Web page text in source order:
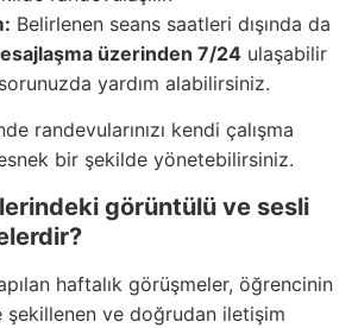
Belirlenen seans saatleri dışında da
üzerinden 7/24ulaşabilir
yardım alabilirsiniz.
randevularınızı kendi çalışma
bir şekilde yönetebilirsiniz.
görüntülü ve sesli
haftalık görüşmeler, öğrencinin
şekillenen ve doğrudan iletişim